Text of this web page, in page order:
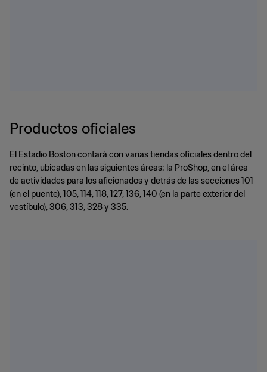
Productos oficiales
El Estadio Boston contará con varias tiendas oficiales dentro del
recinto, ubicadas en las siguientes áreas: la ProShop, en el área
de actividades para los aficionados y detrás de las secciones 101
(en el puente), 105, 114, 118, 127, 136, 140 (en la parte exterior del
vestíbulo), 306, 313, 328 y 335.